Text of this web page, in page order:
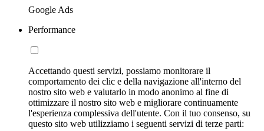
Google Ads
Performance
Accettando questi servizi, possiamo monitorare il
comportamento dei clic e della navigazione all'interno del
nostro sito web e valutarlo in modo anonimo al fine di
ottimizzare il nostro sito web e migliorare continuamente
l'esperienza complessiva dell'utente. Con il tuo consenso, su
questo sito web utilizziamo i seguenti servizi di terze parti: